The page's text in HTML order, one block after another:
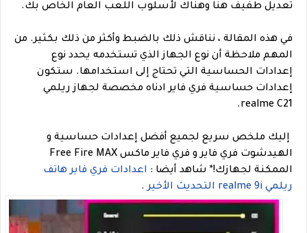
تعديل طفيف هنا وهناك لأسلوب اللعب العام الخاص بك.
في هذه المقالة ، نناقش ذلك بالضبط وأكثر من ذلك بكثير. من
المهم ملاحظة أن نوع الجهاز الذي تستخدمه يحدد نوع
إعدادات الحساسية التي تحتاج إلى استخدامها. ستكون
إعدادات حساسية فري فاير ادناه مخصصة لجهاز ريلمي
realme C21.
إليك ملخص سريع لجميع أفضل إعدادات حساسية و
الهيدشوت فري فاير و فري فاير ماكس Free Fire MAX
الممكنة لجهازك!* شاهد أيضا : اعدادات فري فاير هاتف
ريلمي realme 9i التحديث الأخير
.